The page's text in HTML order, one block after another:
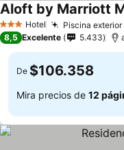
3 Estrellas
Hotel Piscina
Aloft by Marriott
8,5 Excelente 5.433
De $106.358
Mira precios de 12